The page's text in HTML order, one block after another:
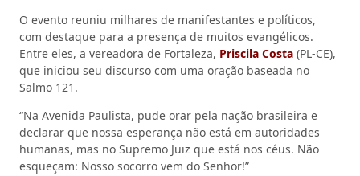
O evento reuniu milhares de manifestantes e políticos,
com destaque para a presença de muitos evangélicos.
Entre eles, a vereadora de Fortaleza, Priscila Costa (PL-CE),
que iniciou seu discurso com uma oração baseada no
Salmo 121.
“Na Avenida Paulista, pude orar pela nação brasileira e
declarar que nossa esperança não está em autoridades
humanas, mas no Supremo Juiz que está nos céus. Não
esqueçam: Nosso socorro vem do Senhor!”